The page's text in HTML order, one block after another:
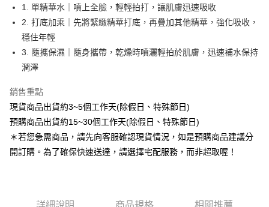
離島
每筆NT$220
國家/地區配送
1. 單精華水｜噴上全臉，輕輕拍打，讓肌膚迅速吸收
2. 打底加乘｜先將緊緻精華打底，再疊加其他精華，強化吸收，
穩住年輕
3. 隨攜保濕｜隨身攜帶，乾燥時噴灑輕拍於肌膚，迅速補水保持
潤澤
銷售重點
現貨商品出貨約3~5個工作天(除假日、特殊節日)
預購商品出貨約15~30個工作天(除假日、特殊節日)
＊若您急需商品，請先向客服確認現貨情況，如是預購商品建議分
開訂購。為了確保快速送達，請選擇宅配服務，而非超取喔！
詳細說明 商品規格 相關推薦